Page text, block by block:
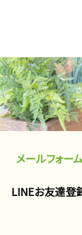
メールフォーム
LINEお友達登